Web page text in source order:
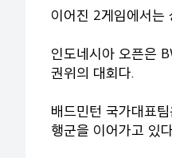
이어진 2게임에서는
인도네시아 오픈은
권위의 대회다.
배드민턴 국가대표
행군을 이어가고 있